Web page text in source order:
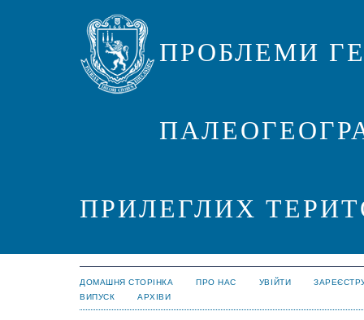
ПРОБЛЕМИ
ПРИЛЕГЛИХ
ДОМАШНЯ СТОРІНКА ПРО НАС УВІЙТИ
ВИПУСК
АРХІВИ